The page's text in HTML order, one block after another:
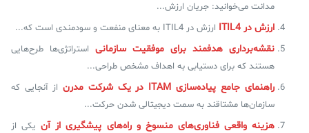
مدانت می‌خوانید: جریان ارزش...
ارزش در ITIL4 ارزش در ITIL4 به معنای منفعت و سودمندی است که...
نقشه‌برداری هدفمند برای موفقیت سازمانی استراتژی‌ها طرح‌هایی
هستند که برای دستیابی به اهداف مشخص طراحی...
راهنمای جامع پیاده‌سازی ITAM در یک شرکت مدرن
از آنجایی که
سازمان‌ها مشتاقند به سمت دیجیتالی شدن حرکت...
هزینه واقعی فناوری‌های منسوخ و راه‌های پیشگیری از آن یکی از